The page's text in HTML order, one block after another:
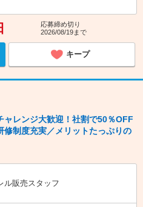
応募締め切り
2026/08/19まで
キープ
ャレンジ大歓迎！社割で50％OFF
修制度充実／メリットたっぷりの
ル販売スタッフ